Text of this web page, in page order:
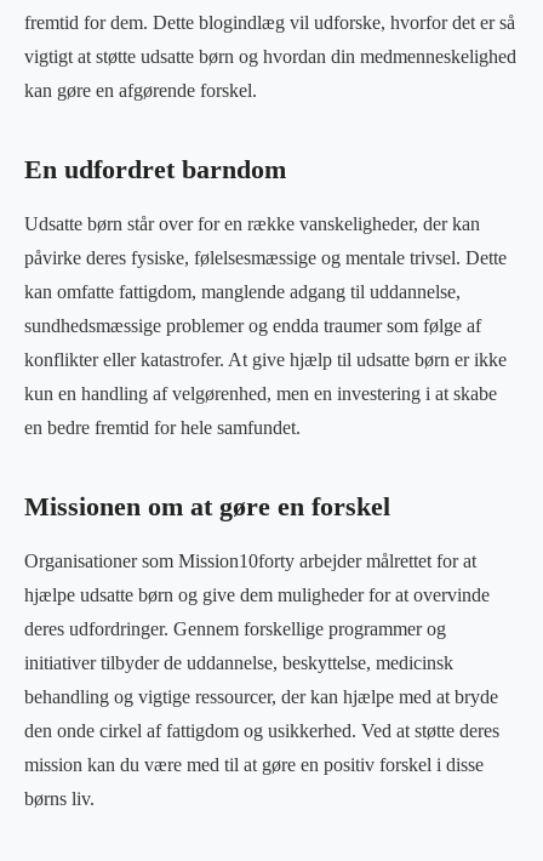
fremtid for dem. Dette blogindlæg vil udforske, hvorfor det er så
vigtigt at støtte udsatte børn og hvordan din medmenneskelighed
kan gøre en afgørende forskel.
En udfordret barndom
Udsatte børn står over for en række vanskeligheder, der kan
påvirke deres fysiske, følelsesmæssige og mentale trivsel. Dette
kan omfatte fattigdom, manglende adgang til uddannelse,
sundhedsmæssige problemer og endda traumer som følge af
konflikter eller katastrofer. At give hjælp til udsatte børn er ikke
kun en handling af velgørenhed, men en investering i at skabe
en bedre fremtid for hele samfundet.
Missionen om at gøre en forskel
Organisationer som Mission10forty arbejder målrettet for at
hjælpe udsatte børn og give dem muligheder for at overvinde
deres udfordringer. Gennem forskellige programmer og
initiativer tilbyder de uddannelse, beskyttelse, medicinsk
behandling og vigtige ressourcer, der kan hjælpe med at bryde
den onde cirkel af fattigdom og usikkerhed. Ved at støtte deres
mission kan du være med til at gøre en positiv forskel i disse
børns liv.